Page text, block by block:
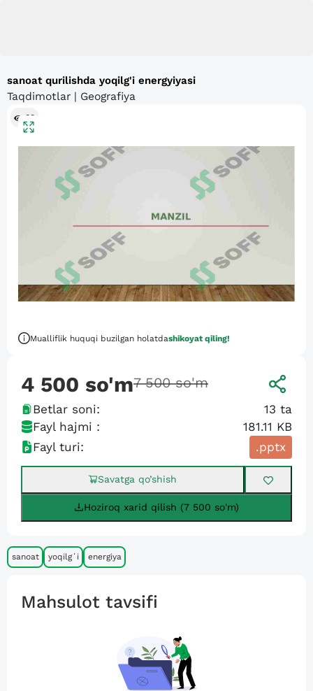
sanoat qurilishda yoqilg'i energyiyasi
Taqdimotlar | Geografiya
88
Mualliflik huquqi buzilgan holatdashikoyat qiling!
4 500 so'm7 500 so'm
Betlar soni: 13 ta
Fayl hajmi :
181.11 KB
Fayl turi:
.pptx
Savatga qo’shish
Hoziroq xarid qilish (7 500 so'm)
sanoat yoqilgʻi energiya
Mahsulot tavsifi